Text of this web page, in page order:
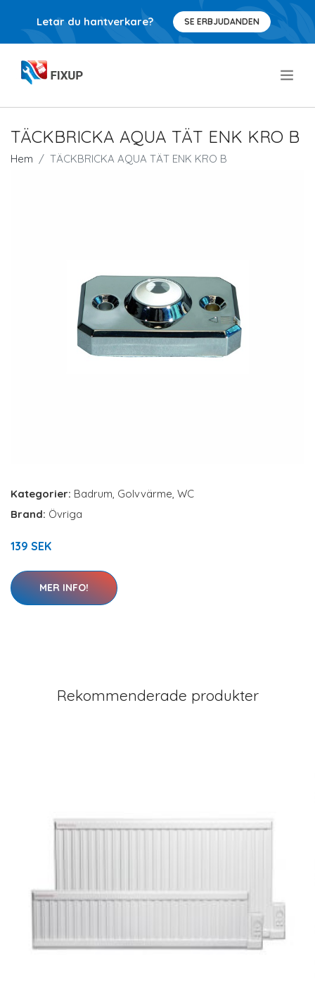
Letar du hantverkare? SE ERBJUDANDEN
TÄCKBRICKA AQUA TÄT ENK KRO B
Hem TÄCKBRICKA AQUA TÄT ENK KRO B
Kategorier: Badrum, Golvvärme, WC
Brand: Övriga
139 SEK
MER INFO!
Rekommenderade produkter